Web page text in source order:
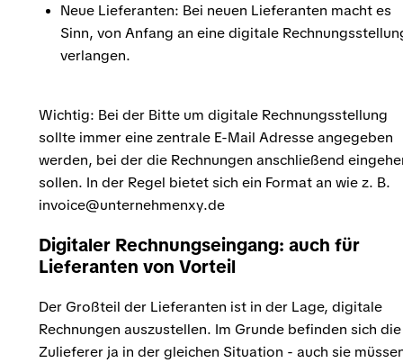
Neue Lieferanten: Bei neuen Lieferanten macht es
Sinn, von Anfang an eine digitale
verlangen.
Wichtig: Bei der Bitte um digitale Rechnungsstellung
sollte immer eine zentrale E-Mail Adresse angegeben
werden, bei der die Rechnungen anschließend
sollen. In der Regel bietet sich ein Format an wie z. B.
invoice@unternehmenxy.de
Digitaler Rechnungseingang: auch für
Lieferanten von Vorteil
Der Großteil der Lieferanten ist in der Lage, digitale
Rechnungen auszustellen. Im Grunde befinden sich die
Zulieferer ja in der gleichen Situation - auch sie